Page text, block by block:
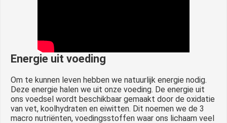
Energie uit voeding
Om te kunnen leven hebben we natuurlijk energie nodig.
Deze energie halen we uit onze voeding. De energie uit
ons voedsel wordt beschikbaar gemaakt door de oxidatie
van vet, koolhydraten en eiwitten. Dit noemen we de 3
macro nutriënten, voedingsstoffen waar ons lichaam veel